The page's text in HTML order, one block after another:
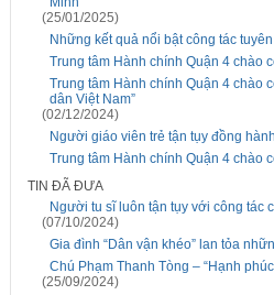
(25/01/2025)
Những kết quả nổi bật công tác
Trung tâm Hành chính Quận 4 chào
Trung tâm Hành chính Quận 4 chào
dân Việt Nam”
(02/12/2024)
Người giáo viên trẻ tận tụy đồng
Trung tâm Hành chính Quận 4 chào
TIN ĐÃ ĐƯA
Người tu sĩ luôn tận tụy với công tác
(07/10/2024)
Gia đình “Dân vận khéo” lan tỏa
Chú Phạm Thanh Tòng – “Hạnh
(25/09/2024)